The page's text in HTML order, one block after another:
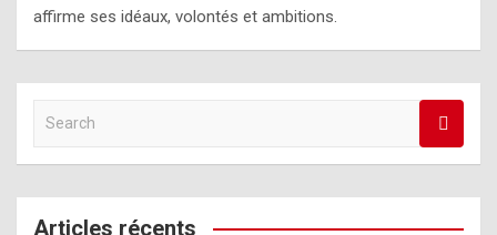
affirme ses idéaux, volontés et ambitions.
a
r
c
Articles récents